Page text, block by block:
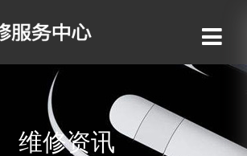
维修资讯